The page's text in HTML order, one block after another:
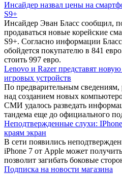
Инсайдер назвал цены на
S9+
Инсайдер Эван Бласс сообщил,
продаваться новые корейские
S9+. Согласно информации
обойдется покупателю в 841
стоить 997 евро.
Lenovo и Razer представят
игровых устройств
По предварительным сведениям,
над созданием новых
СМИ удалось разведать
тандема еще до официального
Неподтвержденные слухи:
краям экран
В сети появились
iPhone 7 от Apple может
позволит загибать боковые
Подписка на новости магазина